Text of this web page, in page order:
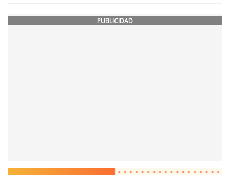
PUBLICIDAD